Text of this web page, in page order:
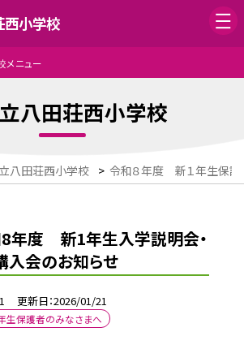
西小学校
メニュー
八田荘西小学校
八田荘西小学校 > 令和８年度 新１年生保護
年度 新1年生入学説明会・
入会のお知らせ
更新日 2026/01/21
生保護者のみなさまへ